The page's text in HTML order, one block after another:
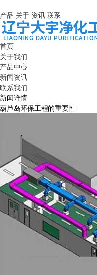
产品 关于 资讯 联系
首页
关于我们
产品中心
新闻资讯
联系我们
新闻详情
葫芦岛环保工程的重要性